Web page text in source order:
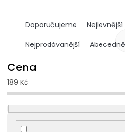
Ř
a
n
í
p
r
o
d
u
Doporučujeme Nejlevnější
Nejprodávanější
Abecedně
Cena
189 Kč